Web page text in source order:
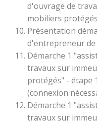
d'ouvrage de
mobiliers
Présentation
d'entrepreneur de
Démarche 1
travaux sur
protégés" - étape
(connexion
Démarche 1
travaux sur